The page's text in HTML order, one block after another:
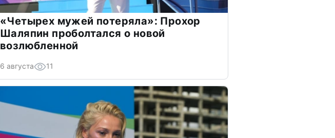
«Четырех мужей потеряла»: Прохор
Шаляпин проболтался о новой
возлюбленной
6 августа 11